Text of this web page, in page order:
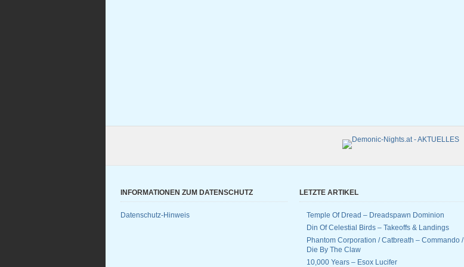
INFORMATIONEN ZUM DATENSCHUTZ
Datenschutz-Hinweis
LETZTE ARTIKEL
Temple Of Dread – Dreadspawn Dominion
Din Of Celestial Birds – Takeoffs & Landings
Phantom Corporation / Catbreath – Commando /
Die By The Claw
10,000 Years – Esox Lucifer